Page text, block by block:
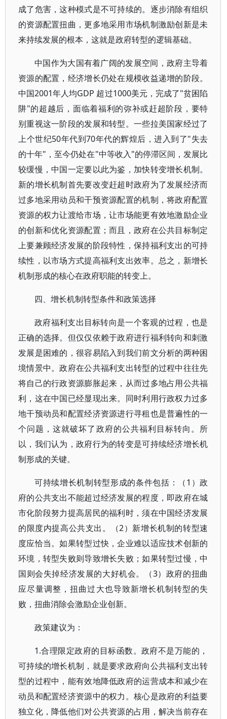
成了危害，这种模式是不可持续的。逐步消除有组织
的资源配置扭曲，更多地采用市场机制激励创新是未
来持续发展的根本，这就是政府转型的逻辑基础。
中国作为大国有着广阔的发展空间，政府主导着
资源的配置，经济增长仍处在规模收益递增的阶段。
中国2001年人均GDP 超过1000美元，完成了"贫困陷
阱"的超越后，面临着福利的弥补或赶超阶段，要特
别重视这一阶段的发展和转型。一些拉美国家经过了
上个世纪50年代到70年代的辉煌后，进入到了"失去
的十年"，至今仍处在"中等收入"的停滞区间，发展比
较缓慢，中国一定要以此为鉴，加快转变增长机制。
新的增长机制首先要改变赶超时政府为了发展经济而
过多地采用动员和干预资源配置的机制，将政府配置
资源的权力让渡给市场，让市场能更有效地激励企业
的创新和优化资源配置；而且，政府在公共目标制定
上要兼顾经济发展的阶段特性，保持福利支出的可持
续性，以市场方式提高福利支出效率。总之，新增长
机制形成的核心在政府职能的转变上。
四、增长机制转型条件和政策选择
政府福利支出目标转向是一个客观的过程，也是
正确的选择。但仅仅依赖于政府进行福利转向和刺激
发展是困难的，很容易陷入到我们前文分析的两种困
境情景中。政府在公共福利支出转型的过程中往往先
将自己的行政资源膨胀起来，从而过多地占用公共福
利，这在中国已经显现出来。同时利用行政权力过多
地干预动员和配置经济资源进行寻租也是普遍性的一
个问题，这就破坏了政府的公共福利目标转向。所
以，我们认为，政府行为的转变是可持续经济增长机
制形成的关键。
可持续增长机制转型形成的条件包括：（1）政
府的公共支出不能超过经济发展的程度，即政府在城
市化阶段努力提高居民的福利时，须在中国经济发展
的限度内提高公共支出。（2）新增长机制的转型速
度应恰当。如果转型过快，企业难以适应技术创新的
环境，转型失败则导致增长失败；如果转型过慢，中
国则会失掉经济发展的大好机会。（3）政府的扭曲
应尽量调整，扭曲过大也导致新增长机制转型的失
败，扭曲消除会激励企业创新。
政策建议为：
1.合理限定政府的目标函数。政府不是万能的，
可持续的增长机制，就是要求政府向公共福利支出转
型的过程中，能有效地降低政府的运营成本和减少在
动员和配置经济资源中的权力。核心是政府的利益要
独立化，降低他们对公共资源的占用，解决当前存在